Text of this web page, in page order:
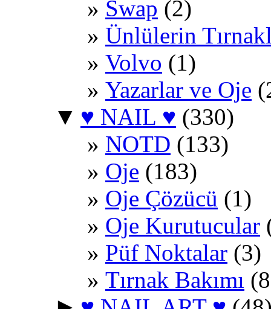
Swap (2)
Ünlülerin
Volvo (1)
Yazarlar ve Oje
▼ ♥ NAIL ♥ (330)
NOTD (133)
Oje (183)
Oje Çözücü (1)
Oje Kurutucular
Püf Noktalar (3)
Tırnak Bakımı